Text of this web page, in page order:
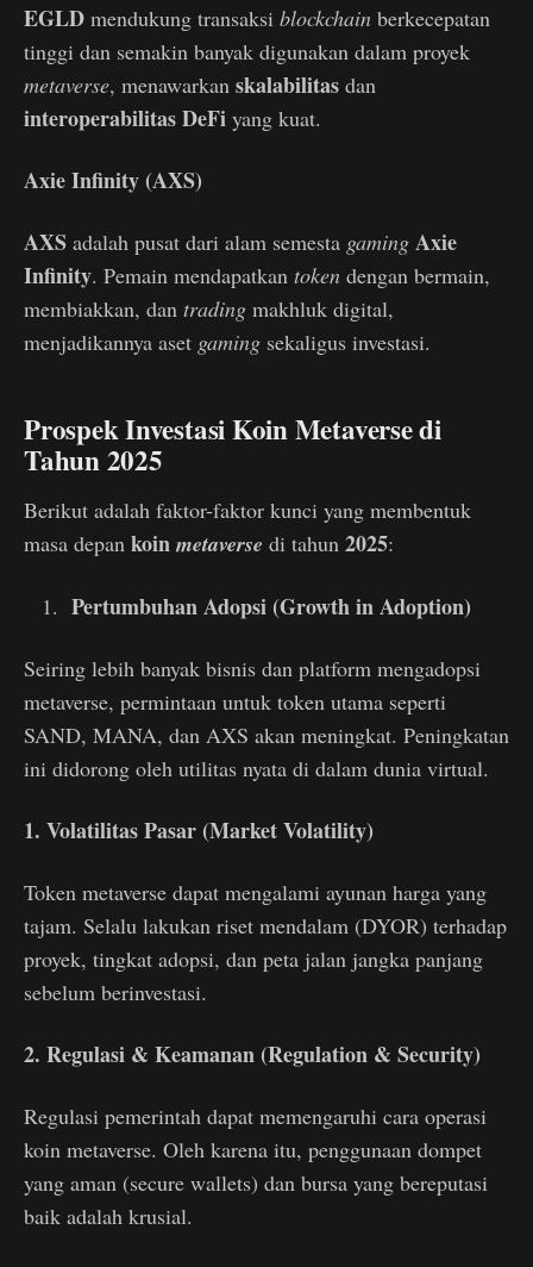
EGLD mendukung transaksi blockchain berkecepatan
tinggi dan semakin banyak digunakan dalam proyek
metaverse, menawarkan skalabilitas dan
interoperabilitas DeFi yang kuat.
Axie Infinity (AXS)
AXS adalah pusat dari alam semesta gaming Axie
Infinity. Pemain mendapatkan token dengan bermain,
membiakkan, dan trading makhluk digital,
menjadikannya aset gaming sekaligus investasi.
Prospek Investasi Koin Metaverse di
Tahun 2025
Berikut adalah faktor-faktor kunci yang membentuk
masa depan koin metaverse di tahun 2025:
Pertumbuhan Adopsi (Growth in Adoption)
Seiring lebih banyak bisnis dan platform mengadopsi
metaverse, permintaan untuk token utama seperti
SAND, MANA, dan AXS akan meningkat. Peningkatan
ini didorong oleh utilitas nyata di dalam dunia virtual.
1. Volatilitas Pasar (Market Volatility)
Token metaverse dapat mengalami ayunan harga yang
tajam. Selalu lakukan riset mendalam (DYOR) terhadap
proyek, tingkat adopsi, dan peta jalan jangka panjang
sebelum berinvestasi.
2. Regulasi & Keamanan (Regulation & Security)
Regulasi pemerintah dapat memengaruhi cara operasi
koin metaverse. Oleh karena itu, penggunaan dompet
yang aman (secure wallets) dan bursa yang bereputasi
baik adalah krusial.